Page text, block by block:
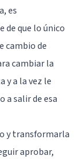
es
de que lo único
cambio de
cambiar la
y a la vez le
a salir de esa
y transformarla
aprobar,